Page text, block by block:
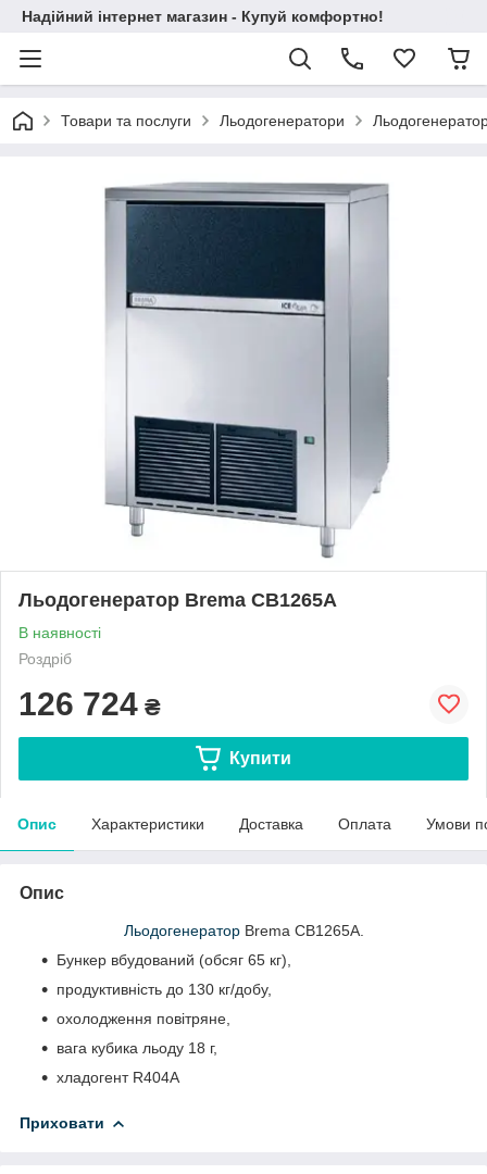
Надійний інтернет магазин - Купуй комфортно!
Товари та послуги Льодогенератори
Льодогенератор Brema CB1265A
В наявності
Роздріб
126 724 ₴
Купити
Опис Характеристики Доставка Оплата Умови
Опис
ЛьодогенераторBrema CB1265A.
Бункер вбудований (обсяг 65 кг),
продуктивність до 130 кг/добу,
охолодження повітряне,
вага кубика льоду 18 г,
хладогент R404A
Приховати